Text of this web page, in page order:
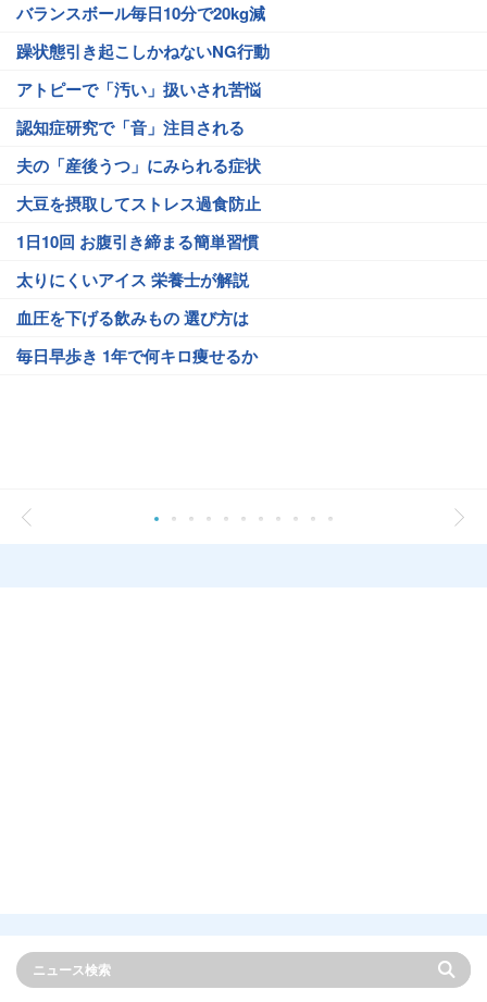
バランスボール毎日10分で20kg減
躁状態引き起こしかねないNG行動
アトピーで「汚い」扱いされ苦悩
認知症研究で「音」注目される
夫の「産後うつ」にみられる症状
大豆を摂取してストレス過食防止
1日10回 お腹引き締まる簡単習慣
太りにくいアイス 栄養士が解説
血圧を下げる飲みもの 選び方は
毎日早歩き 1年で何キロ痩せるか